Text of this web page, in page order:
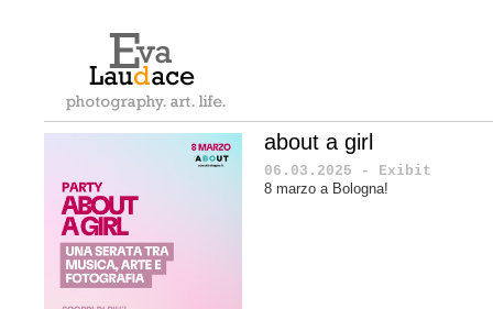
about a girl
06.03.2025 - Exibit
8 marzo a Bologna!